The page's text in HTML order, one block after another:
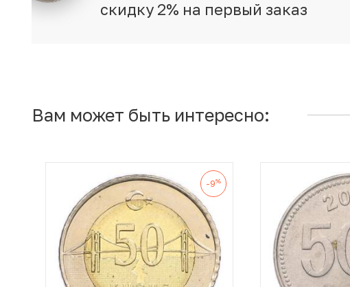
скидку 2% на первый заказ
Вам может быть интересно:
-9%